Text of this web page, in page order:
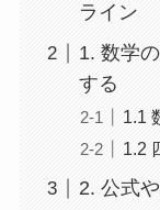
ライン
1. 数学
する
1.1
1.2
2. 公式